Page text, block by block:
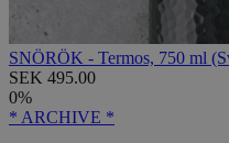
SNÖRÖK - Termos, 750 ml
SEK 495.00
0%
* ARCHIVE *